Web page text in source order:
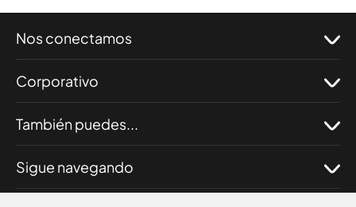
Nos conectamos
Corporativo
También puedes...
Sigue navegando